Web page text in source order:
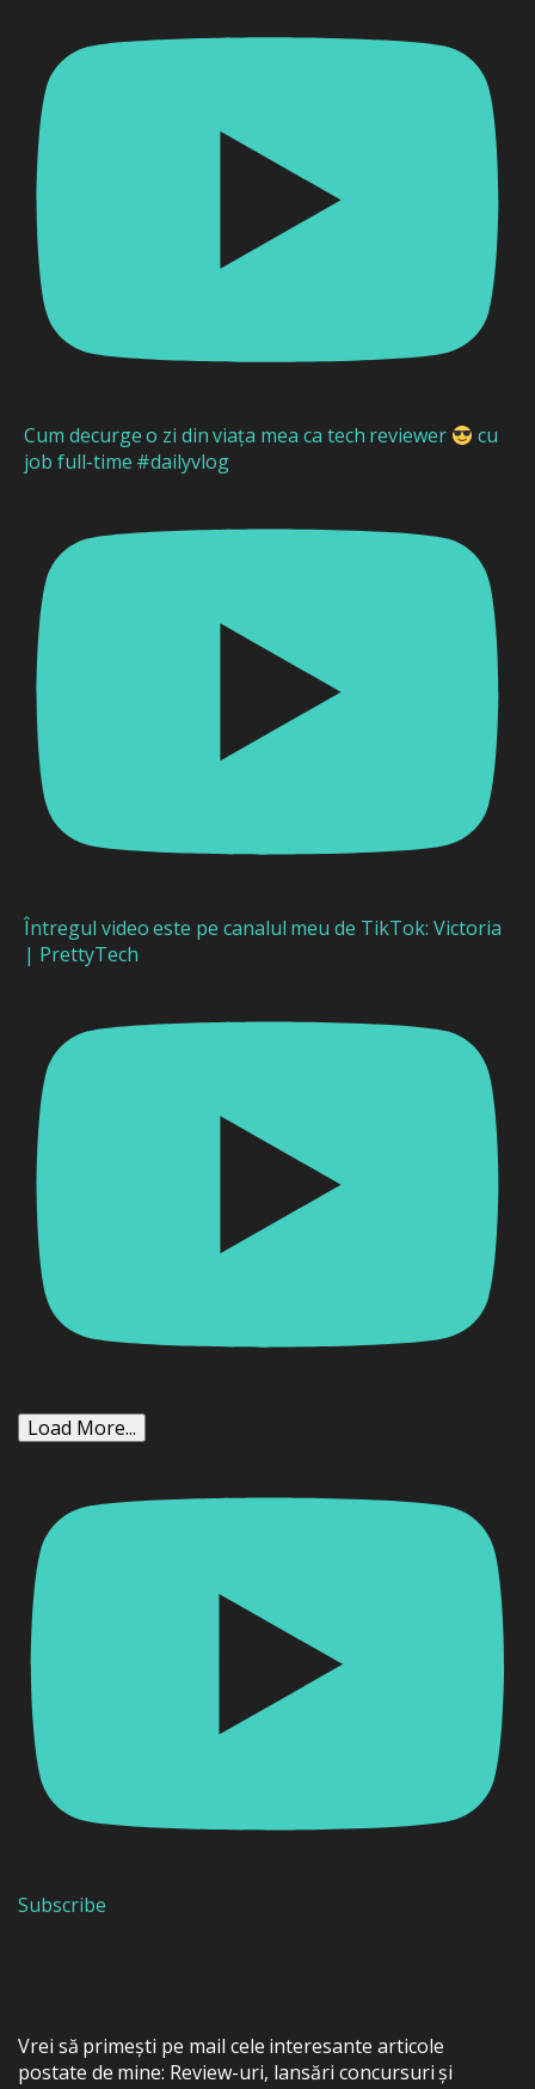
Cum decurge o zi din viața mea ca tech reviewer
cu
job full-time #dailyvlog
Întregul video este pe canalul meu de TikTok: Victoria
| PrettyTech
Load More...
Subscribe
Vrei să primești pe mail cele interesante articole
postate de mine: Review-uri, lansări concursuri și